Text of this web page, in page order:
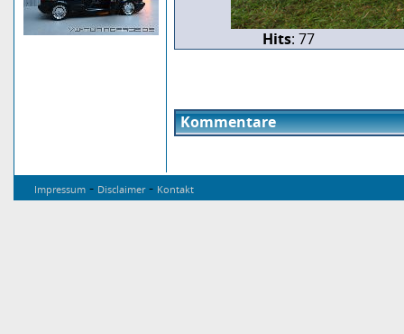
Hits: 77
Kommentare
Impressum - Disclaimer- Kontakt